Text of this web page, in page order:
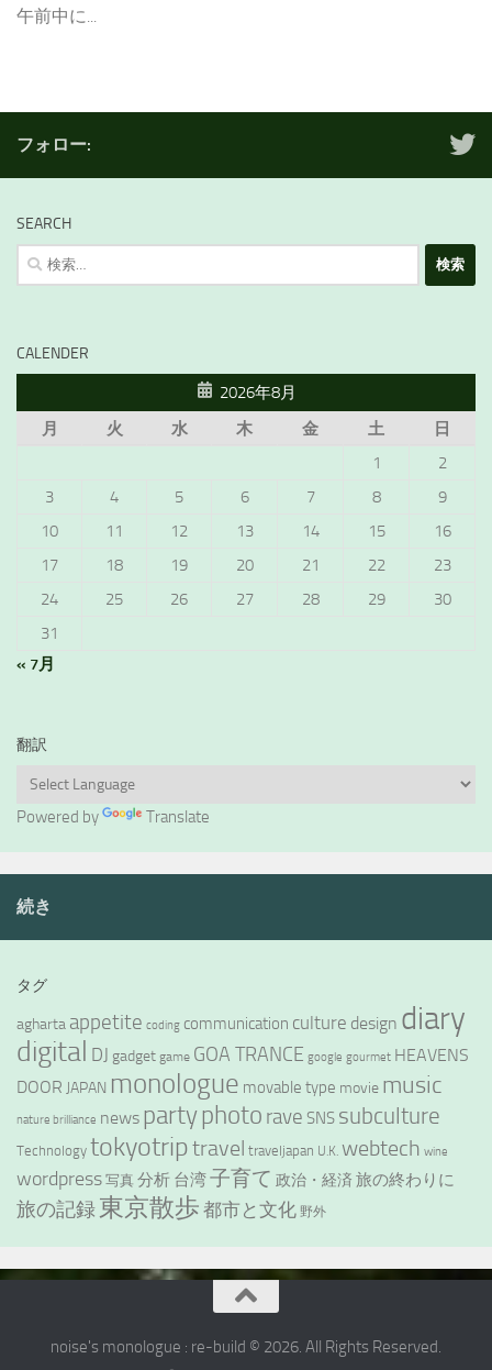
午前中に...
フォロー:
SEARCH
検
索:
CALENDER
2026年8月
月
火 水 木 金 土
日
1
2
3
4 5 6 7 8
9
10
11 12 13 14 15
16
17
18 19 20 21 22
23
24
25 26 27 28 29
30
31
« 7月
翻訳
Powered by Translate
続き
タグ
agharta appetite coding communication culture design diary
digital DJ gadget game GOA TRANCE google gourmet HEAVENS
DOOR JAPAN monologue movable type movie music
nature brilliance news partyphoto rave SNS subculture
Technology tokyotriptravel traveljapan U.K. webtech wine
wordpress 写真 分析 台湾子育て 政治・経済 旅の終わりに
旅の記録東京散歩 都市と文化 野外
noise's monologue : re-build © 2026. All Rights Reserved.